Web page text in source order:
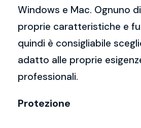
Windows e Mac. Ognuno
proprie caratteristiche e
quindi è consigliabile
adatto alle proprie
professionali.
Protezione